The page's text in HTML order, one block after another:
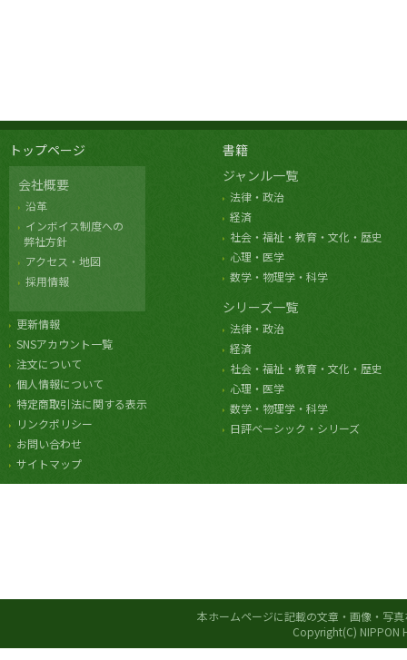
トップページ
会社概要
沿革
インボイス制度への
弊社方針
アクセス・地図
採用情報
更新情報
SNSアカウント一覧
注文について
個人情報について
特定商取引法に関する表示
リンクポリシー
お問い合わせ
サイトマップ
書籍
ジャンル一覧
法律・政治
経済
社会・福祉・教育・文化・歴史
心理・医学
数学・物理学・科学
シリーズ一覧
法律・政治
経済
社会・福祉・教育・文化・歴史
心理・医学
数学・物理学・科学
日評ベーシック・シリーズ
本ホームページに記載の文章・画像・写
Copyright(C) NIPPON